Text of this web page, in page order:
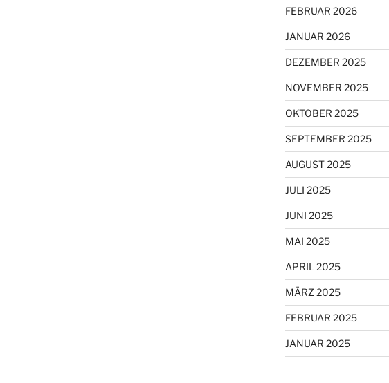
FEBRUAR 2026
JANUAR 2026
DEZEMBER 2025
NOVEMBER 2025
OKTOBER 2025
SEPTEMBER 2025
AUGUST 2025
JULI 2025
JUNI 2025
MAI 2025
APRIL 2025
MÄRZ 2025
FEBRUAR 2025
JANUAR 2025